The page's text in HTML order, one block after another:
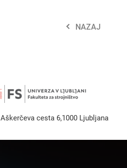
NAZAJ
Aškerčeva cesta 6,1000 Ljubljana